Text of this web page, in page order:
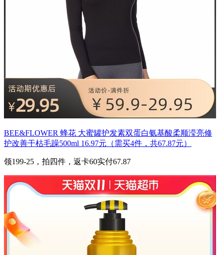
BEE&FLOWER 蜂花 大蜜罐护发素双蛋白氨基酸柔顺滢亮修
护改善干枯毛躁500ml 16.97元（需买4件，共67.87元）
领199-25，拍四件，返卡60实付67.87